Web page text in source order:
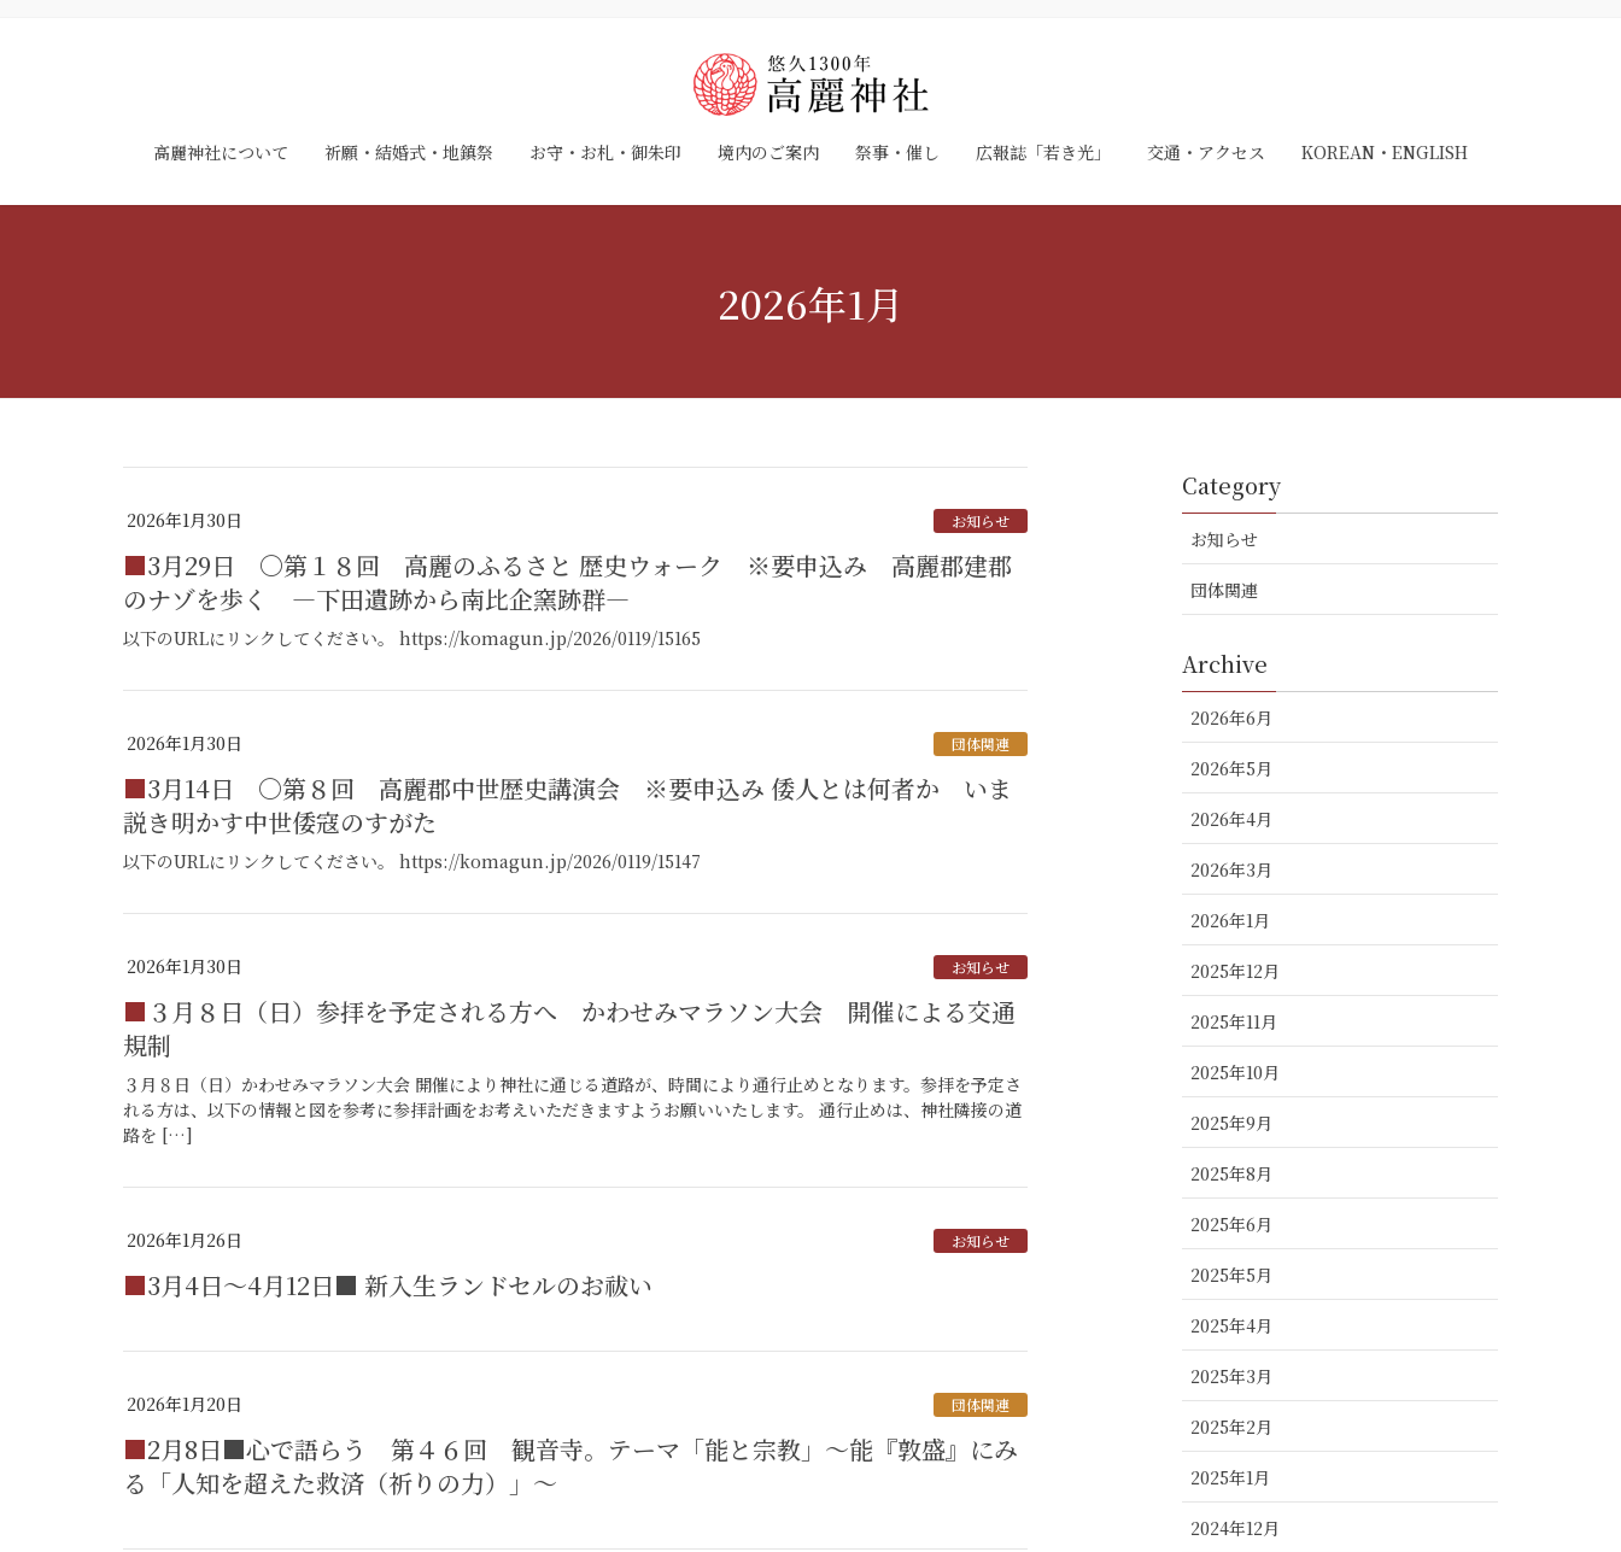
高麗神社について 祈願・結婚式・地鎮祭 お守・お札・御朱印 境内のご案内 祭事・催し 広報誌「若き光」 交通・アクセス KOREAN・ENGLISH
2026年1月
2026年1月30日 お知らせ
■3月29日 〇第１８回 高麗のふるさと 歴史ウォーク ※要申込み 高麗郡建郡
のナゾを歩く ―下田遺跡から南比企窯跡群―
以下のURLにリンクしてください。 https://komagun.jp/2026/0119/15165
2026年1月30日 団体関連
■3月14日 〇第８回 高麗郡中世歴史講演会 ※要申込み 倭人とは何者か いま
説き明かす中世倭寇のすがた
以下のURLにリンクしてください。 https://komagun.jp/2026/0119/15147
2026年1月30日 お知らせ
■３月８日（日）参拝を予定される方へ かわせみマラソン大会 開催による交通
規制
３月８日（日）かわせみマラソン大会 開催により神社に通じる道路が、時間により通行止めとなります。参拝を予定さ
れる方は、以下の情報と図を参考に参拝計画をお考えいただきますようお願いいたします。 通行止めは、神社隣接の道
路を […]
2026年1月26日 お知らせ
■3月4日～4月12日■ 新入生ランドセルのお祓い
2026年1月20日 団体関連
■2月8日■心で語らう 第４６回 観音寺。テーマ「能と宗教」～能『敦盛』にみ
る「人知を超えた救済（祈りの力）」～
Category
お知らせ
団体関連
Archive
2026年6月
2026年5月
2026年4月
2026年3月
2026年1月
2025年12月
2025年11月
2025年10月
2025年9月
2025年8月
2025年6月
2025年5月
2025年4月
2025年3月
2025年2月
2025年1月
2024年12月